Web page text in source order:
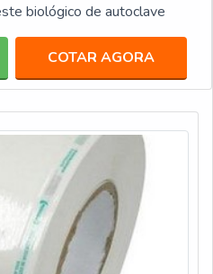
biológico de autoclave
COTAR AGORA